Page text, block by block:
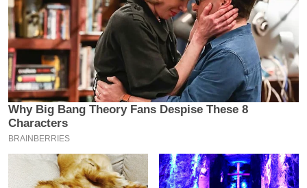
P
L
2
0
2
6
क्रा
इ